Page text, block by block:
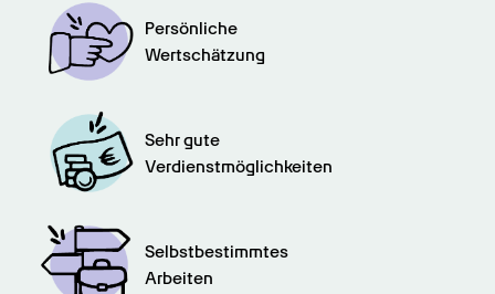
Persönliche
Wertschätzung
Sehr gute
Verdienstmöglichkeiten
Selbstbestimmtes
Arbeiten